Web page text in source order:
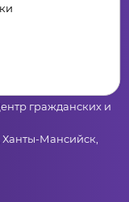
округ – Югра,
гражданских и
Ханты-Мансийск,